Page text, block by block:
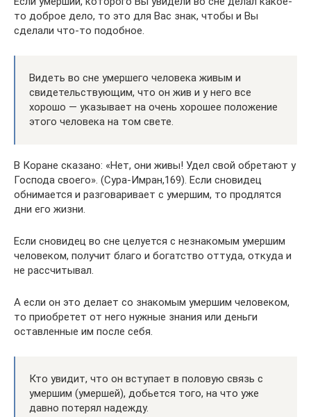
то доброе дело, то это для Вас знак, чтобы и Вы
сделали что-то подобное.
Видеть во сне умершего человека живым и
свидетельствующим, что он жив и у него все
хорошо — указывает на очень хорошее положение
этого человека на том свете.
В Коране сказано: «Нет, они живы! Удел свой обретают у
Господа своего». (Сура-Имран,169). Если сновидец
обнимается и разговаривает с умершим, то продлятся
дни его жизни.
Если сновидец во сне целуется с незнакомым умершим
человеком, получит благо и богатство оттуда, откуда и
не рассчитывал.
А если он это делает со знакомым умершим человеком,
то приобретет от него нужные знания или деньги
оставленные им после себя.
Кто увидит, что он вступает в половую связь с
умершим (умершей), добьется того, на что уже
давно потерял надежду.